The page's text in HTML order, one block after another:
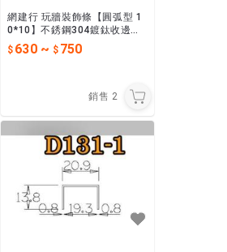
網建行 玩牆裝飾條【圓弧型 1
0*10】不銹鋼304鍍鈦收邊條
磁磚收邊條 收邊條 (K-1)現貨
供應
630~ 750
銷售 2